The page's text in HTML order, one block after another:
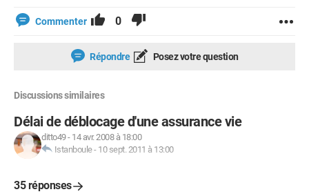
Commenter 0
Répondre Posez votre question
Discussions similaires
Délai de déblocage d'une assurance vie
ditto49- 14 avr. 2008 à 18:00
Istanboule- 10 sept. 2011 à 13:00
35 réponses